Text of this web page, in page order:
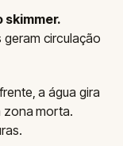
skimmer.
circulação
a água gira
morta.